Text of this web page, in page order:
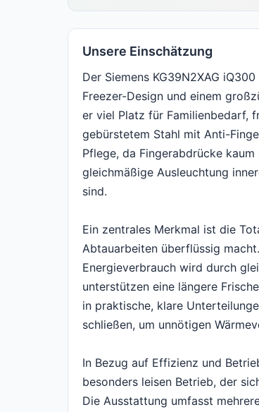
Unsere Einschätzung
Der Siemens KG39N2XAG
Freezer-Design und einem
er viel Platz für Familienbedarf,
gebürstetem Stahl mit Anti-
Pflege, da Fingerabdrücke
gleichmäßige Ausleuchtung
sind.
Ein zentrales Merkmal ist die
Abtauarbeiten überflüssig
Energieverbrauch wird durch
unterstützen eine längere
in praktische, klare
schließen, um unnötigen
In Bezug auf Effizienz und
besonders leisen Betrieb, der
Die Ausstattung umfasst